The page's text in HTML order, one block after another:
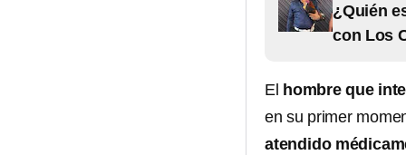
¿Quién
con Los
El hombre que
en su primer
atendido